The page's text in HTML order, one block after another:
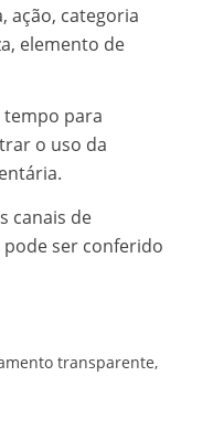
ação, categoria
elemento de
para
o uso da
canais de
ser conferido
transparente,